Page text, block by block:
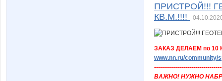
ПРИСТРОЙ!!!
КВ.М.!!!!
ЗАКАЗ ДЕЛАЕМ по 10
www.nn.ru/community/
ВАЖНО! НУЖНО